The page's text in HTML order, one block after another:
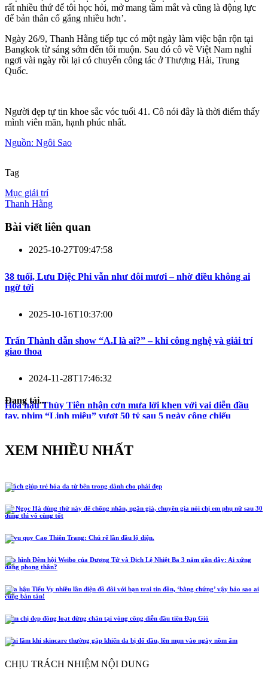
rất nhiều thứ để tôi học hỏi, mở mang tầm mắt và cũng là động lực
để bản thân cố gắng nhiều hơn’.
Ngày 26/9, Thanh Hằng tiếp tục có một ngày làm việc bận rộn tại
Bangkok từ sáng sớm đến tối muộn. Sau đó cô về Việt Nam nghỉ
ngơi vài ngày rồi lại có chuyến công tác ở Thượng Hải, Trung
Quốc.
Người đẹp tự tin khoe sắc vóc tuổi 41. Cô nói đây là thời điểm thấy
mình viên mãn, hạnh phúc nhất.
Nguồn: Ngôi Sao
Tag
Mục giải trí
Thanh Hằng
Bài viết liên quan
2025-10-27T09:47:58
38 tuổi, Lưu Diệc Phi vẫn như đôi mươi – nhờ điều không ai
ngờ tới
2025-10-16T10:37:00
Trấn Thành dẫn show “A.I là ai?” – khi công nghệ và giải trí
giao thoa
2024-11-28T17:46:32
Hoa hậu Thùy Tiên nhận cơn mưa lời khen với vai diễn đầu
tay, phim “Linh miêu” vượt 50 tỷ sau 5 ngày công chiếu
Đang tải...
XEM NHIỀU NHẤT
5 cách giúp trẻ hóa da từ bên trong dành cho phái đẹp
Hồ Ngọc Hà dùng thứ này để chống nhăn, ngăn già, chuyên gia nói chị em phụ nữ sau 30
dùng thì vô cùng tốt
Lễ vu quy Cao Thiên Trang: Chú rể lần đầu lộ diện.
Tạo hình Đêm hội Weibo của Dương Tử và Địch Lệ Nhiệt Ba 3 năm gần đây: Ai xứng
đáng phong thần?
Hoa hậu Tiểu Vy nhiều lần diện đồ đôi với bạn trai tin đồn, ‘bằng chứng’ vậy bảo sao ai
cũng bàn tán!
Năm chị đẹp đồng loạt dừng chân tại vòng công diễn đầu tiên Đạp Gió
4 sai lầm khi skincare thường gặp khiến da bị đổ dầu, lên mụn vào ngày nồm ẩm
CHỊU TRÁCH NHIỆM NỘI DUNG